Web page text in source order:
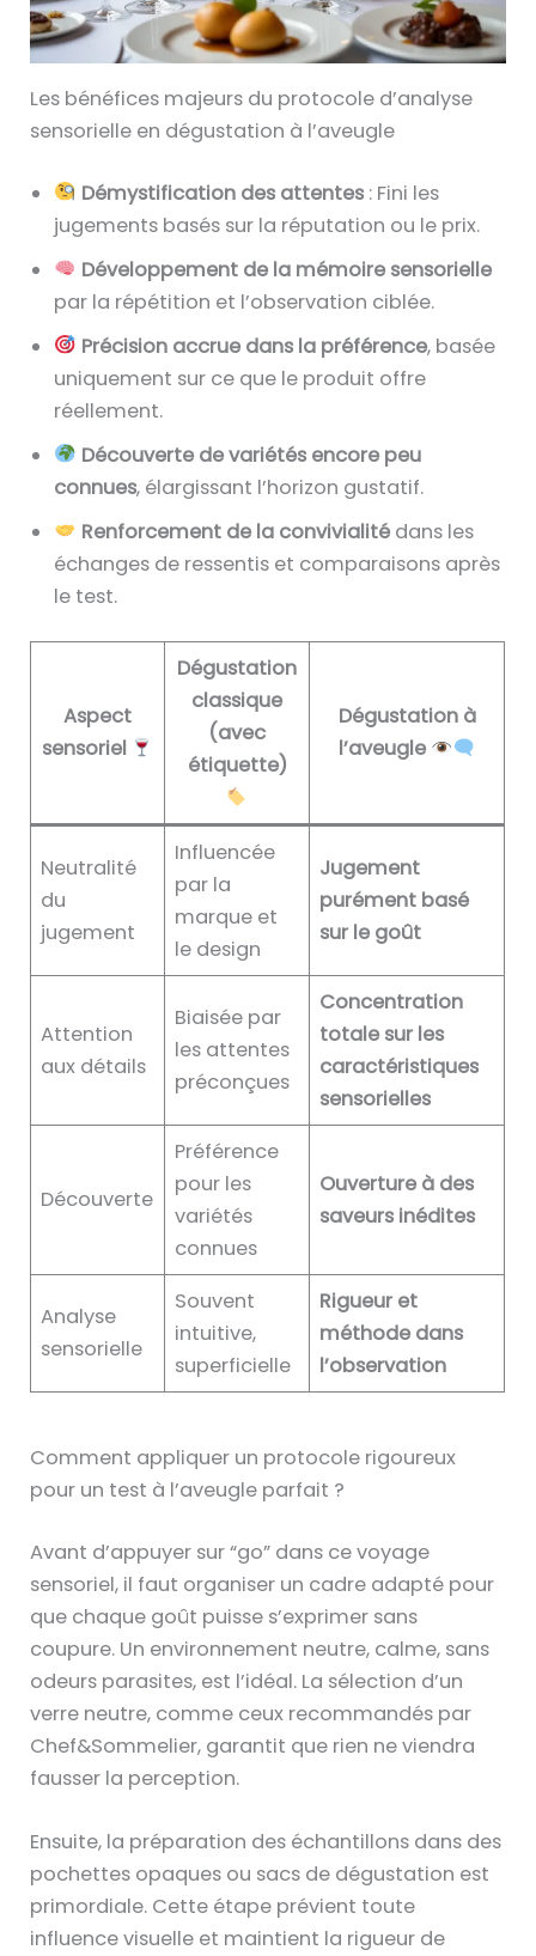
Les bénéfices majeurs du protocole d’analyse
sensorielle en dégustation à l’aveugle
Démystification des attentes: Fini les
jugements basés sur la réputation ou le prix.
Développement de la mémoire sensorielle
par la répétition et l’observation ciblée.
Précision accrue dans la préférence, basée
uniquement sur ce que le produit offre
réellement.
Découverte de variétés encore peu
connues, élargissant l’horizon gustatif.
Renforcement de la convivialitédans les
échanges de ressentis et comparaisons après
le test.
Aspect
sensoriel
Dégustation
classique
(avec
étiquette)
Dégustation à
l’aveugle
Neutralité
du
jugement
Influencée
par la
marque et
le design
Jugement
purément basé
sur le goût
Attention
aux détails
Biaisée par
les attentes
préconçues
Concentration
totale sur les
caractéristiques
sensorielles
Découverte
Préférence
pour les
variétés
connues
Ouverture à des
saveurs inédites
Analyse
sensorielle
Souvent
intuitive,
superficielle
Rigueur et
méthode dans
l’observation
Comment appliquer un protocole rigoureux
pour un test à l’aveugle parfait ?
Avant d’appuyer sur “go” dans ce voyage
sensoriel, il faut organiser un cadre adapté pour
que chaque goût puisse s’exprimer sans
coupure. Un environnement neutre, calme, sans
odeurs parasites, est l’idéal. La sélection d’un
verre neutre, comme ceux recommandés par
Chef&Sommelier, garantit que rien ne viendra
fausser la perception.
Ensuite, la préparation des échantillons dans des
pochettes opaques ou sacs de dégustation est
primordiale. Cette étape prévient toute
influence visuelle et maintient la rigueur de